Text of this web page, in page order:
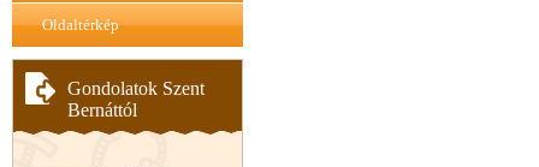
Oldaltérkép
Gondolatok Szent
Bernáttól